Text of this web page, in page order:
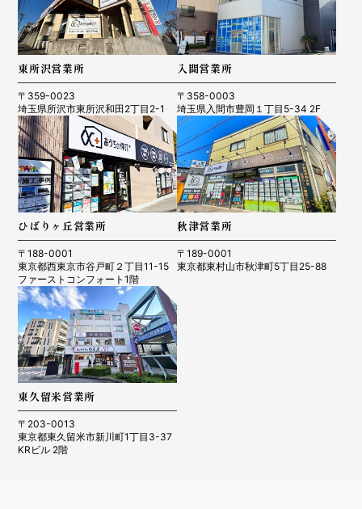
東所沢営業所
〒359-0023
埼玉県所沢市東所沢和田2丁目2-1
入間営業所
〒358-0003
埼玉県入間市豊岡１丁目5-34 2F
ひばりヶ丘営業所
〒188-0001
東京都西東京市谷戸町２丁目11-15
ファーストコンフォート1階
秋津営業所
〒189-0001
東京都東村山市秋津町5丁目25-88
東久留米営業所
〒203-0013
東京都東久留米市新川町1丁目3-37
KRビル 2階